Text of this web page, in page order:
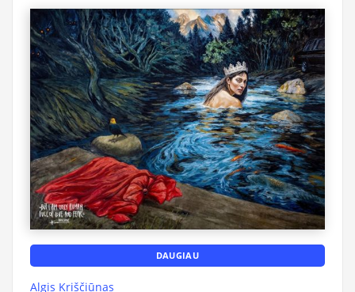
DAUGIAU
Algis Kriščiūnas